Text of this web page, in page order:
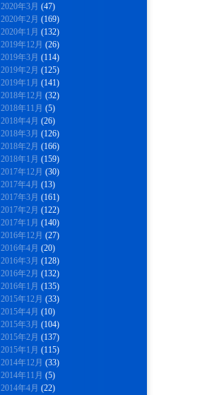
2020年3月 (47)
2020年2月 (169)
2020年1月 (132)
2019年12月 (26)
2019年3月 (114)
2019年2月 (125)
2019年1月 (141)
2018年12月 (32)
2018年11月 (5)
2018年4月 (26)
2018年3月 (126)
2018年2月 (166)
2018年1月 (159)
2017年12月 (30)
2017年4月 (13)
2017年3月 (161)
2017年2月 (122)
2017年1月 (140)
2016年12月 (27)
2016年4月 (20)
2016年3月 (128)
2016年2月 (132)
2016年1月 (135)
2015年12月 (33)
2015年4月 (10)
2015年3月 (104)
2015年2月 (137)
2015年1月 (115)
2014年12月 (33)
2014年11月 (5)
2014年4月 (22)